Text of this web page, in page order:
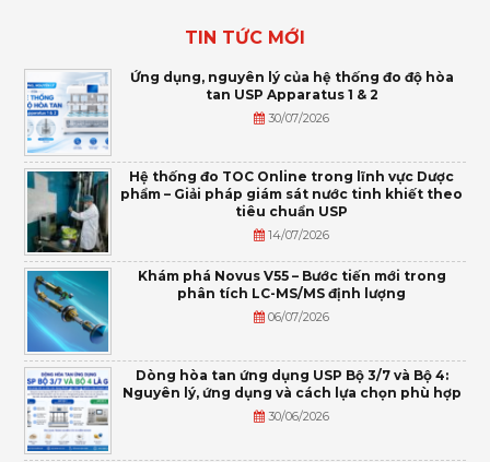
TIN TỨC MỚI
Ứng dụng, nguyên lý của hệ thống đo độ hòa
tan USP Apparatus 1 & 2
30/07/2026
Hệ thống đo TOC Online trong lĩnh vực Dược
phẩm – Giải pháp giám sát nước tinh khiết theo
tiêu chuẩn USP
14/07/2026
Khám phá Novus V55 – Bước tiến mới trong
phân tích LC-MS/MS định lượng
06/07/2026
Dòng hòa tan ứng dụng USP Bộ 3/7 và Bộ 4:
Nguyên lý, ứng dụng và cách lựa chọn phù hợp
30/06/2026